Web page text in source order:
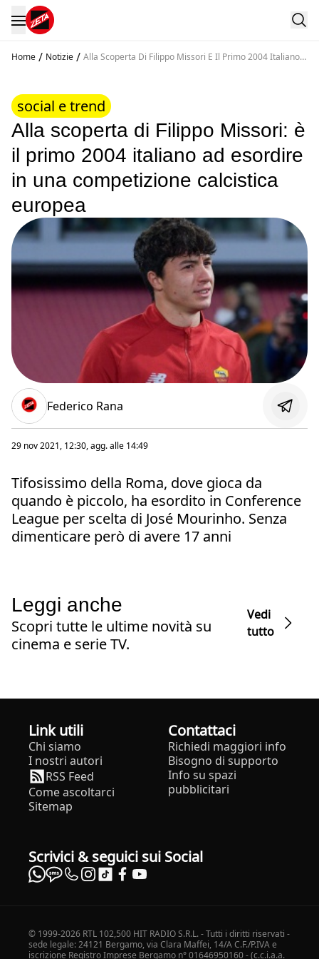
Home / Notizie / Alla Scoperta Di Filippo Missori E Il Primo 2004 Italiano
social e trend
Alla scoperta di Filippo Missori: è
il primo 2004 italiano ad esordire
in una competizione calcistica
europea
Federico Rana
29 nov 2021, 12:30, agg. alle 14:49
Tifosissimo della Roma, dove gioca da
quando è piccolo, ha esordito in Conference
League per scelta di José Mourinho. Senza
dimenticare però di avere 17 anni
Leggi anche
Scopri tutte le ultime novità su
cinema e serie TV.
Vedi
tutto
Link utili
Chi siamo
I nostri autori
RSS Feed
Come ascoltarci
Sitemap
Contattaci
Richiedi maggiori info
Bisogno di supporto
Info su spazi
pubblicitari
Scrivici & seguici sui Social
© 1999-2026 RTL 102,500 HIT RADIO S.R.L. - Tutti i diritti riservati -
sede legale: 24121 Bergamo, via Clara Maffei, 14/A C.F./P.IVA e
iscrizione Registro Imprese Bergamo n° 01646950160 - (c.c.i.a.a.